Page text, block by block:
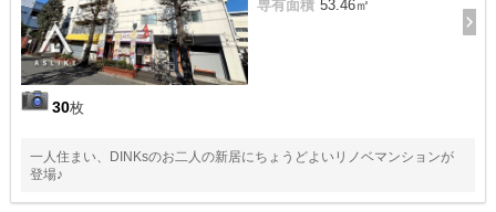
30枚
専有面積 53.46㎡
一人住まい、DINKsのお二人の新居にちょうどよいリノベマンションが
登場♪